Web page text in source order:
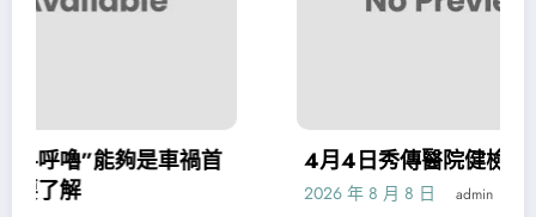
首 4月4日秀傳醫院健檢項目生肖運程
admin